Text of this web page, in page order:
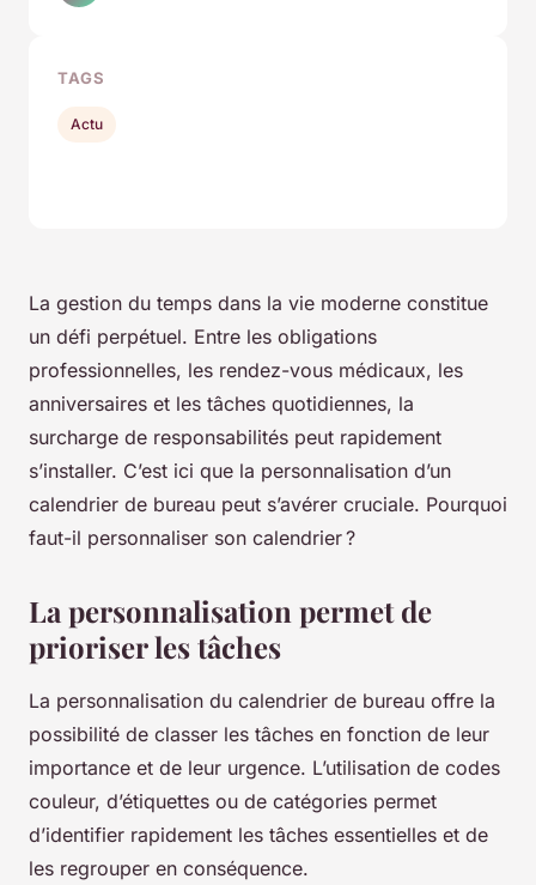
La gestion du temps dans la vie moderne constitue
un défi perpétuel. Entre les obligations
professionnelles, les rendez-vous médicaux, les
anniversaires et les tâches quotidiennes, la
surcharge de responsabilités peut rapidement
s’installer. C’est ici que la personnalisation d’un
calendrier de bureau peut s’avérer cruciale. Pourquoi
faut-il personnaliser son calendrier ?
La personnalisation permet de
prioriser les tâches
La personnalisation du calendrier de bureau offre la
possibilité de classer les tâches en fonction de leur
importance et de leur urgence. L’utilisation de codes
couleur, d’étiquettes ou de catégories permet
d’identifier rapidement les tâches essentielles et de
les regrouper en conséquence.
TAGS
Actu